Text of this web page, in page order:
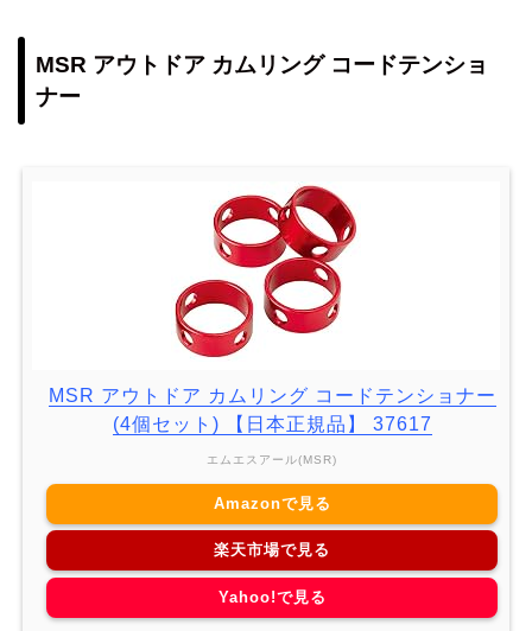
MSR アウトドア カムリング コードテンショ
ナー
MSR アウトドア カムリング コードテンショナー
(4個セット) 【日本正規品】 37617
エムエスアール(MSR)
Amazonで見る
楽天市場で見る
Yahoo!で見る